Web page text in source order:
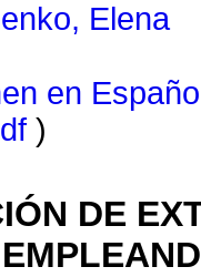
Elena
en
)
DE